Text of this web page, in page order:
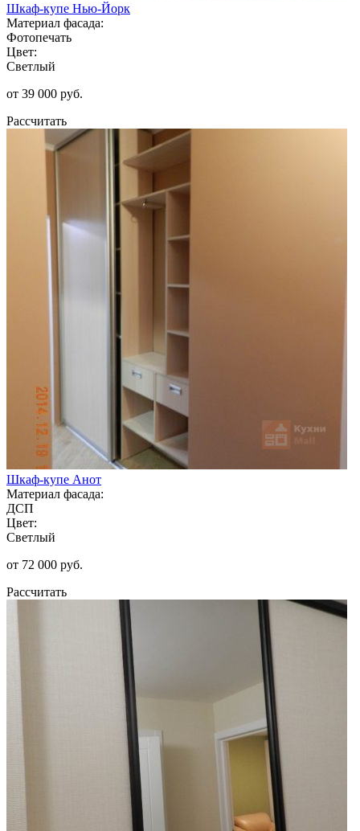
Шкаф-купе Нью-Йорк
Материал фасада:
Фотопечать
Цвет:
Светлый
от 39 000 руб.
Рассчитать
Шкаф-купе Анот
Материал фасада:
ДСП
Цвет:
Светлый
от 72 000 руб.
Рассчитать